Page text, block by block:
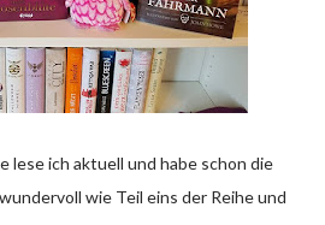
wie Teil eins der Reihe und